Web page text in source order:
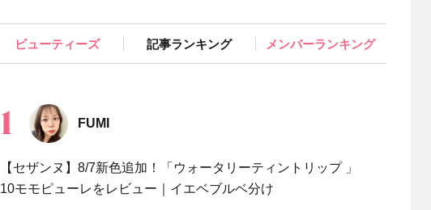
ビューティーズ 記事ランキング メンバーランキング
FUMI
【セザンヌ】8/7新色追加！「ウォータリーティントリップ 」
10モモピューレをレビュー｜イエベブルベ分け